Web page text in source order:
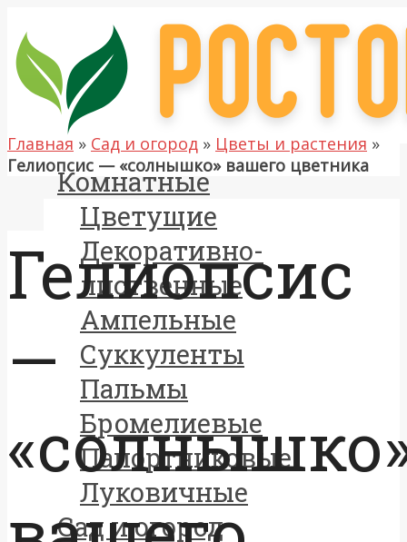
Комнатные
Цветущие
Декоративно-
лиственные
Ампельные
Суккуленты
Пальмы
Бромелиевые
Папортниковые
Луковичные
Сад и огород
Главная » Сад и огород » Цветы и растения »
Гелиопсис — «солнышко» вашего цветника
Гелиопсис
—